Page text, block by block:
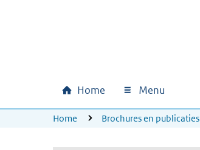
Hoofdnavigatie
Home Menu
U bevindt zich hier:
Home Brochures en publicaties